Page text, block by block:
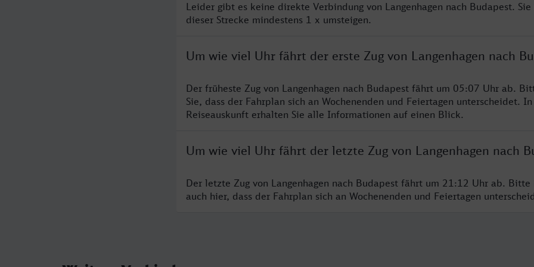
Leider gibt es keine direkte Verbindung von Langenhagen nach Budapest. Sie
dieser Strecke mindestens 1 x umsteigen.
Um wie viel Uhr fährt der erste Zug von Langenhagen nach
Der früheste Zug von Langenhagen nach Budapest fährt um 05:07 Uhr ab.
Sie, dass der Fahrplan sich an Wochenenden und Feiertagen unterscheidet.
Reiseauskunft erhalten Sie alle Informationen auf einen Blick.
Um wie viel Uhr fährt der letzte Zug von Langenhagen nach
Der letzte Zug von Langenhagen nach Budapest fährt um 21:12 Uhr ab. Bitte
auch hier, dass der Fahrplan sich an Wochenenden und Feiertagen